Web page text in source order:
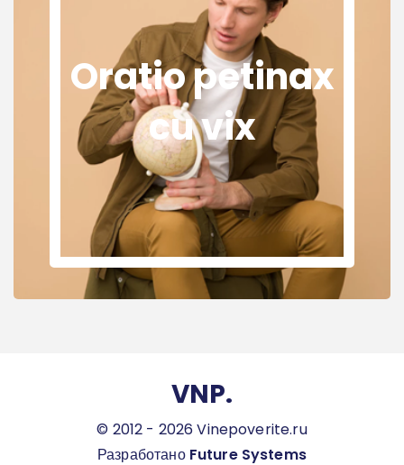
Oratio petinax
cu vix
VNP.
© 2012 - 2026 Vinepoverite.ru
Разработано Future Systems